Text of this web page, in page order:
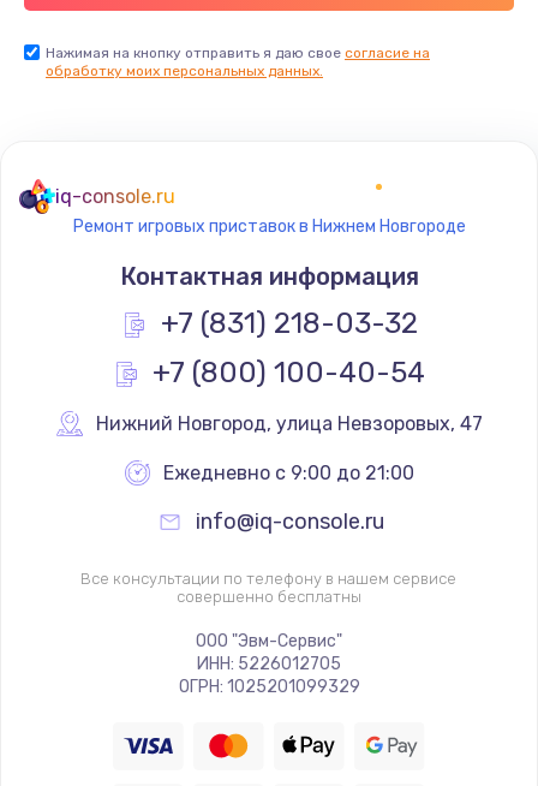
Нажимая на кнопку отправить я даю свое согласие на
обработку моих персональных данных.
iq-console.ru
Ремонт игровых приставок в Нижнем Новгороде
Контактная информация
+7 (831) 218-03-32
+7 (800) 100-40-54
Нижний Новгород, улица Невзоровых, 47
Ежедневно с 9:00 до 21:00
info@iq-console.ru
Все консультации по телефону в нашем сервисе
совершенно бесплатны
ООО "Эвм-Сервис"
ИНН: 5226012705
ОГРН: 1025201099329